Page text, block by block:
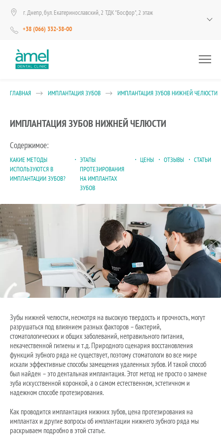
г. Днепр, бул. Екатеринославский, 2 ТДК "Босфор", 2 этаж
+38 (066) 332-38-00
ГЛАВНАЯ ИМПЛАНТАЦИЯ ЗУБОВ ИМПЛАНТАЦИЯ ЗУБОВ НИЖНЕЙ ЧЕЛЮСТИ
ИМПЛАНТАЦИЯ ЗУБОВ НИЖНЕЙ ЧЕЛЮСТИ
Содержимое:
КАКИЕ МЕТОДЫ
ИСПОЛЬЗУЮТСЯ В
ИМПЛАНТАЦИИ ЗУБОВ?
ЭТАПЫ
ПРОТЕЗИРОВАНИЯ
НА ИМПЛАНТАХ
ЗУБОВ
ЦЕНЫ ОТЗЫВЫ СТАТЬИ
Зубы нижней челюсти, несмотря на высокую твердость и прочность, могут
разрушаться под влиянием разных факторов – бактерий,
стоматологических и общих заболеваний, неправильного питания,
некачественной гигиены и т.д. Природного сценария восстановления
функций зубного ряда не существует, поэтому стоматологи во все мире
искали эффективные способы замещения удаленных зубов. И такой способ
был найден – это дентальная имплантация. Этот метод не просто о замене
зуба искусственной коронкой, а о самом естественном, эстетичном и
надежном способе протезирования.
Как проводится имплантация нижних зубов, цена протезирования на
имплантах и другие вопросы об имплантации нижнего зубного ряда мы
раскрываем подробно в этой статье.